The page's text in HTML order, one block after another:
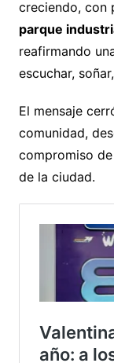
creciendo, con
parque
reafirmando
escuchar,
El mensaje
comunidad,
compromiso
de la ciudad.